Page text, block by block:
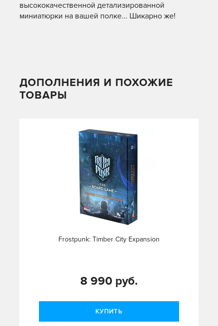
высококачественной детализированной
миниатюрки на вашей полке... Шикарно же!
ДОПОЛНЕНИЯ И ПОХОЖИЕ
ТОВАРЫ
Frostpunk: Timber City Expansion
8 990 руб.
КУПИТЬ